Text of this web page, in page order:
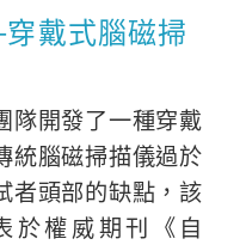
戴式腦磁掃
隊開發了一種穿戴
統腦磁掃描儀過於
者頭部的缺點，該
於權威期刊《自